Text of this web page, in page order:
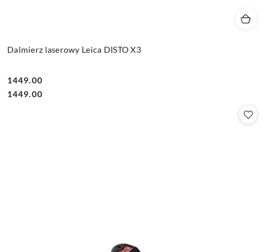
Dalmierz laserowy Leica DISTO X3
Cena:
1449.00
Cena:
1449.00